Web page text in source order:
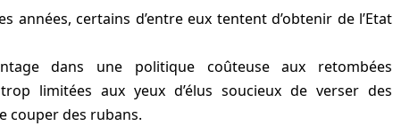
années, certains d’entre eux tentent d’obtenir de l’Etat
dans une politique coûteuse aux retombées
limitées aux yeux d’élus soucieux de verser des
couper des rubans.